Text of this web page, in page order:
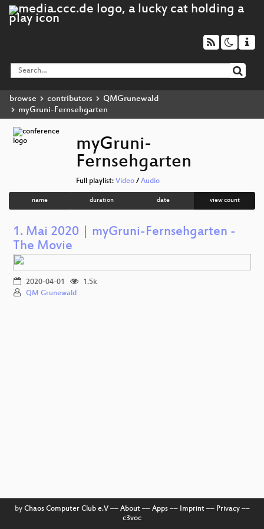
browse contributors
QMGrunewald
myGruni-Fernsehgarten
myGruni-
Fernsehgarten
Full playlist: Video/ Audio
name duration date view count
1. Mai 2020 | myGruni-Fernsehgarten -
The Movie
2020-04-01
1.5k
QM Grunewald
by Chaos Computer Club e.V–– About–– Apps–– Imprint–– Privacy––
c3voc